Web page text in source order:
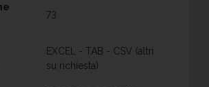
73
EXCEL - TAB - CSV (altri
su richiesta)